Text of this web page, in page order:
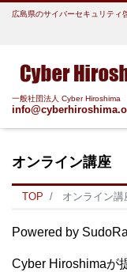
広島県のサイバーセキュリティ
一般社団法人 Cyber Hiroshima
オンライン講座
TOP オンライン講
Powered by
Cyber Hiroshimaが